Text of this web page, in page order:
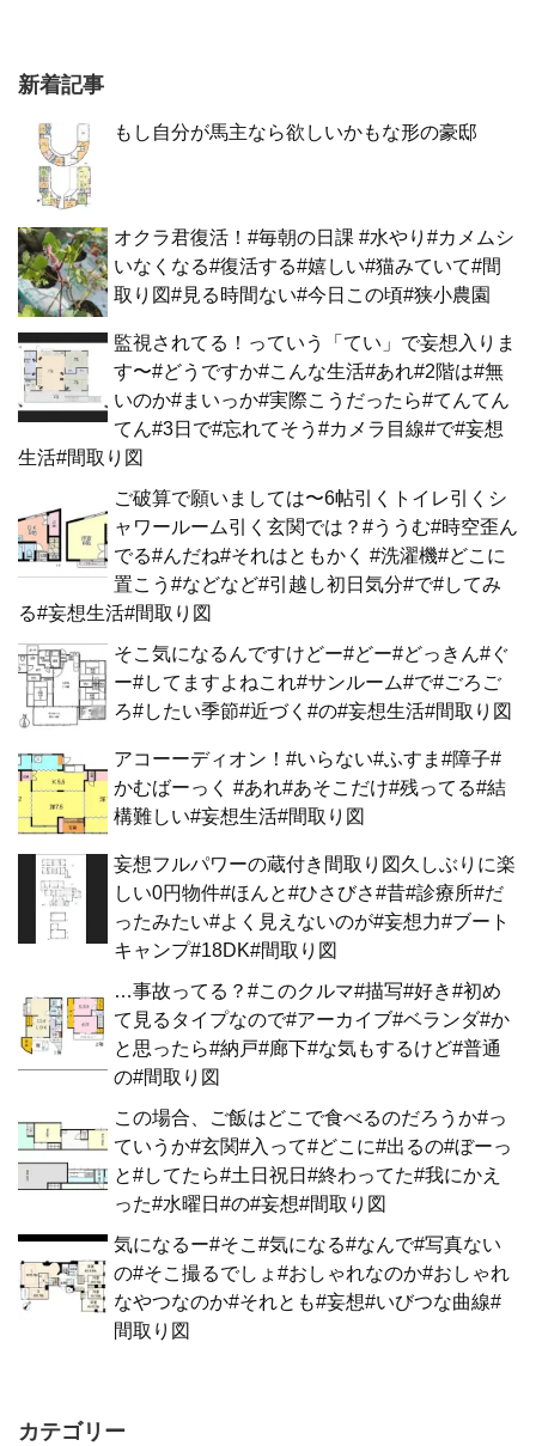
新着記事
もし自分が馬主なら欲しいかもな形の豪邸
オクラ君復活！#毎朝の日課 #水やり#カメムシ
いなくなる#復活する#嬉しい#猫みていて#間
取り図#見る時間ない#今日この頃#狭小農園
監視されてる！っていう「てい」で妄想入りま
す〜#どうですか#こんな生活#あれ#2階は#無
いのか#まいっか#実際こうだったら#てんてん
てん#3日で#忘れてそう#カメラ目線#で#妄想
生活#間取り図
ご破算で願いましては〜6帖引くトイレ引くシ
ャワールーム引く玄関では？#ううむ#時空歪ん
でる#んだね#それはともかく #洗濯機#どこに
置こう#などなど#引越し初日気分#で#してみ
る#妄想生活#間取り図
そこ気になるんですけどー#どー#どっきん#ぐ
ー#してますよねこれ#サンルーム#で#ごろご
ろ#したい季節#近づく#の#妄想生活#間取り図
アコーーディオン！#いらない#ふすま#障子#
かむばーっく #あれ#あそこだけ#残ってる#結
構難しい#妄想生活#間取り図
妄想フルパワーの蔵付き間取り図久しぶりに楽
しい0円物件#ほんと#ひさびさ#昔#診療所#だ
ったみたい#よく見えないのが#妄想力#ブート
キャンプ#18DK#間取り図
…事故ってる？#このクルマ#描写#好き#初め
て見るタイプなので#アーカイブ#ベランダ#か
と思ったら#納戸#廊下#な気もするけど#普通
の#間取り図
この場合、ご飯はどこで食べるのだろうか#っ
ていうか#玄関#入って#どこに#出るの#ぼーっ
と#してたら#土日祝日#終わってた#我にかえ
った#水曜日#の#妄想#間取り図
気になるー#そこ#気になる#なんで#写真ない
の#そこ撮るでしょ#おしゃれなのか#おしゃれ
なやつなのか#それとも#妄想#いびつな曲線#
間取り図
カテゴリー